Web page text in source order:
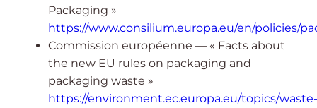
Packaging »
https://www.consilium.europa.eu/en/policies/
Commission européenne — « Facts about
the new EU rules on packaging and
packaging waste »
https://environment.ec.europa.eu/topics/waste-